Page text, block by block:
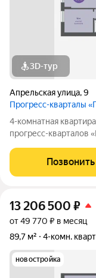
3D-тур
Апрельская улица,9
Прогресс-кварталы
4-комнатная
прогресс-
Индивидуальный
покупки. Бесплатное
Позвонить
13 206 500 ₽
от 49 770 ₽ в месяц
89,7 м²
4-комн.
новостройка